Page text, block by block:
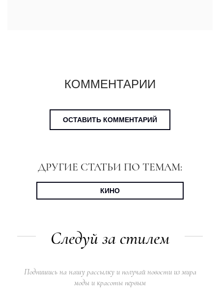
КОММЕНТАРИИ
ОСТАВИТЬ КОММЕНТАРИЙ
ДРУГИЕ СТАТЬИ ПО ТЕМАМ:
КИНО
Следуй за стилем
Подпишись на нашу рассылку и получай новости из мира
моды и красоты первым